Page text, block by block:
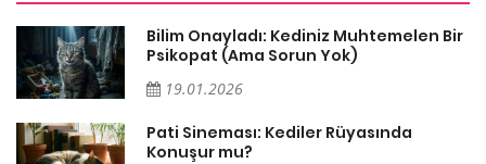
Bilim Onayladı: Kediniz Muhtemelen Bir
Psikopat (Ama Sorun Yok)
19.01.2026
Pati Sineması: Kediler Rüyasında
Konuşur mu?